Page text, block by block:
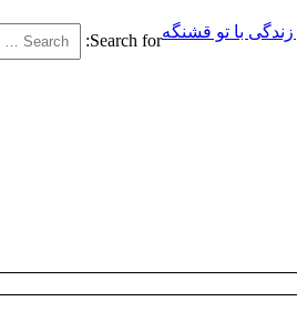
با تو قشنگهSearch for: